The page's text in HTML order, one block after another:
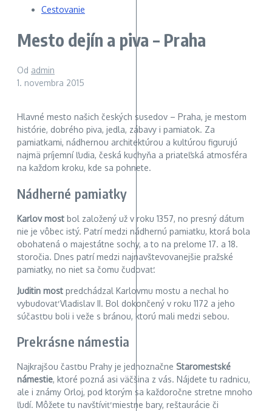
Cestovanie
Mesto dejín a piva – Praha
Od admin
1. novembra 2015
Hlavné mesto našich českých susedov – Praha, je mestom
histórie, dobrého piva, jedla, zábavy i pamiatok. Za
pamiatkami, nádhernou architektúrou a kultúrou figurujú
najmä príjemní ľudia, česká kuchyňa a priateľská atmosféra
na každom kroku, kde sa pohnete.
Nádherné pamiatky
Karlov most bol založený už v roku 1357, no presný dátum
nie je vôbec istý. Patrí medzi nádhernú pamiatku, ktorá bola
obohatená o majestátne sochy, a to na prelome 17. a 18.
storočia. Dnes patrí medzi najnavštevovanejšie pražské
pamiatky, no niet sa čomu čudovať.
Juditin most predchádzal Karlovmu mostu a nechal ho
vybudovať Vladislav II. Bol dokončený v roku 1172 a jeho
súčasťou boli i veže s bránou, ktorú mali medzi sebou.
Prekrásne námestia
Najkrajšou časťou Prahy je jednoznačne Staromestské
námestie, ktoré pozná asi väčšina z vás. Nájdete tu radnicu,
ale i známy Orloj, pod ktorým sa každoročne stretne mnoho
ľudí. Môžete tu navštíviť miestne bary, reštaurácie či